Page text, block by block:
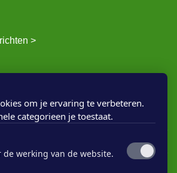
>
Plus 2c
om je ervaring te verbeteren.
categorieen je toestaat.
de werking van de website.